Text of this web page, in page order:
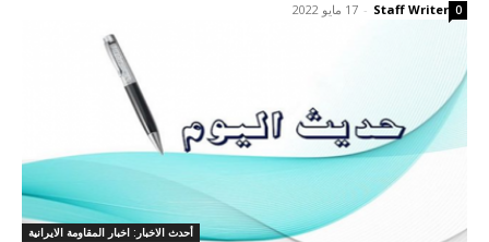
Staff Writer
- 17 مايو 2022 0
أحدث الاخبار: اخبار المقاومة الايرانية